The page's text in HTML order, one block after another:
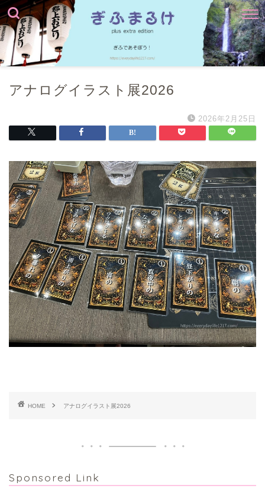
アナログイラスト展2026
2026年2月25日
HOME アナログイラスト展2026
Sponsored Link